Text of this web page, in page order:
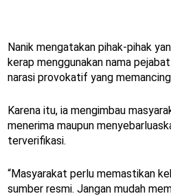
Nanik mengatakan pihak-pihak
kerap menggunakan nama
narasi provokatif yang
Karena itu, ia mengimbau
menerima maupun
terverifikasi.
“Masyarakat perlu memastikan
sumber resmi. Jangan mudah